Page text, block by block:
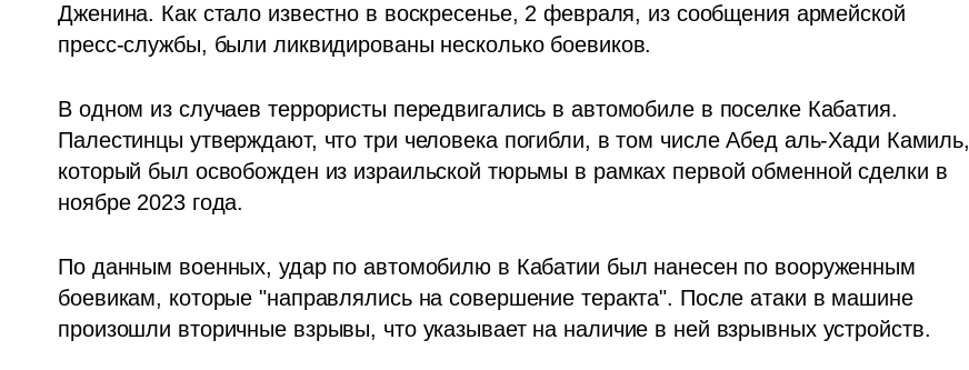
Дженина. Как стало известно в воскресенье, 2 февраля, из сообщения армейской
пресс-службы, были ликвидированы несколько боевиков.
В одном из случаев террористы передвигались в автомобиле в поселке Кабатия.
Палестинцы утверждают, что три человека погибли, в том числе Абед аль-Хади Камиль,
который был освобожден из израильской тюрьмы в рамках первой обменной сделки в
ноябре 2023 года.
По данным военных, удар по автомобилю в Кабатии был нанесен по вооруженным
боевикам, которые "направлялись на совершение теракта". После атаки в машине
произошли вторичные взрывы, что указывает на наличие в ней взрывных устройств.